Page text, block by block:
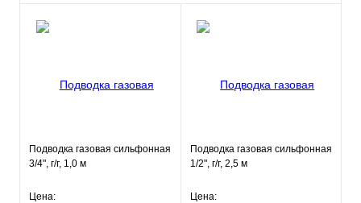
Подводка газовая сильфонная
3/4", г/г, 1,0 м
Цена:
Подводка газовая сильфонная
1/2", г/г, 2,5 м
Цена: